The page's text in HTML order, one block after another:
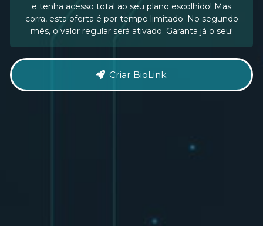
e tenha acesso total ao seu plano escolhido! Mas
corra, esta oferta é por tempo limitado. No segundo
mês, o valor regular será ativado. Garanta já o seu!
Criar BioLink